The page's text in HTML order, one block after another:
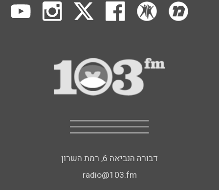
דבורה הנביאה 6, רמת השרון
radio@103.fm